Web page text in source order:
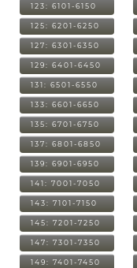
123: 6101-6150
125: 6201-6250
127: 6301-6350
129: 6401-6450
131: 6501-6550
133: 6601-6650
135: 6701-6750
137: 6801-6850
139: 6901-6950
141: 7001-7050
143: 7101-7150
145: 7201-7250
147: 7301-7350
149: 7401-7450